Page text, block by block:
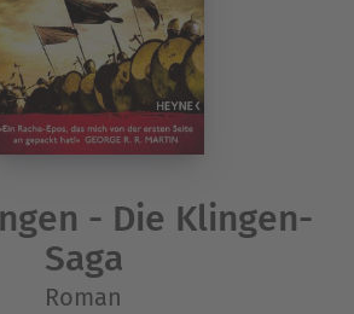
- Die Klingen-
Saga
Roman